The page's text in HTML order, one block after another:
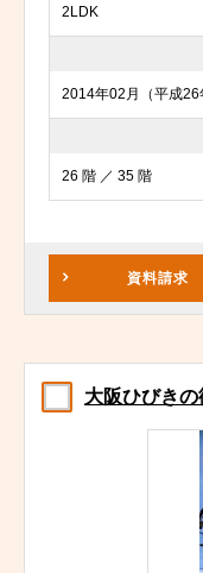
2LDK
2014年02月（平成26
26 階 ／ 35 階
資料請求
大阪ひびき